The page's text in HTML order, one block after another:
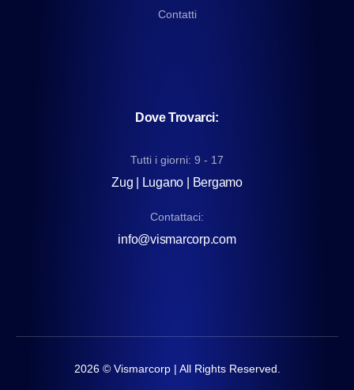
Contatti
Dove Trovarci:
Tutti i giorni: 9 - 17
Zug | Lugano | Bergamo
Contattaci:
info@vismarcorp.com
2026© Vismarcorp | All Rights Reserved.